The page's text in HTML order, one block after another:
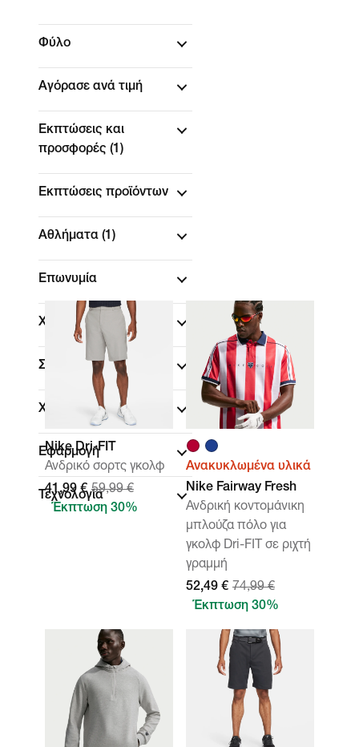
Φύλο
Αγόρασε ανά τιμή
Εκπτώσεις και
προσφορές (1)
Εκπτώσεις προϊόντων
Αθλήματα (1)
Επωνυμία
Χρώμα
Συλλογές
Χαρακτηριστικά
Εφαρμογή
Τεχνολογία
Nike Dri-FIT
Ανδρικό σορτς γκολφ
41,99 € 59,99 €
Έκπτωση 30%
Ανακυκλωμένα υλικά
Nike Fairway Fresh
Ανδρική κοντομάνικη
μπλούζα πόλο για
γκολφ Dri-FIT σε ριχτή
γραμμή
52,49 € 74,99 €
Έκπτωση 30%